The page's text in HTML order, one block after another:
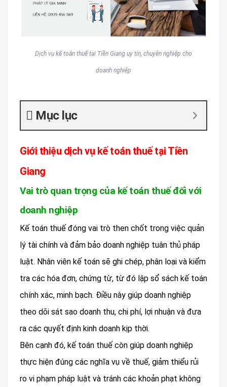
Dịch vụ kế toán thuế tại Tiền Giang uy tín, chuyên nghiệp cho
doanh nghiệp
Mục lục
Giới thiệu dịch vụ kế toán thuế tại Tiền
Giang
Vai trò quan trọng của kế toán thuế đối với
doanh nghiệp
Kế toán thuế đóng vai trò then chốt trong việc quản
lý tài chính và đảm bảo doanh nghiệp tuân thủ pháp
luật. Nhân viên kế toán sẽ ghi chép, phân loại và kiểm
tra các hóa đơn, chứng từ, từ đó lập sổ sách kế toán
chính xác, minh bạch. Điều này giúp doanh nghiệp
theo dõi sát sao doanh thu, chi phí, lợi nhuận và đưa
ra các quyết định kinh doanh kịp thời.
Bên cạnh đó, kế toán thuế còn giúp doanh nghiệp
thực hiện đúng các nghĩa vụ về thuế, giảm thiểu rủi
ro vi phạm pháp luật và tránh các khoản phạt không